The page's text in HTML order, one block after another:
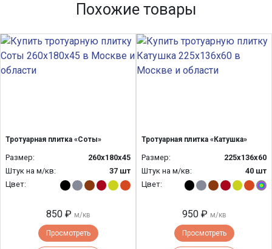
Похожие товары
Тротуарная плитка «Соты»
Размер:
260х180х45
Штук на м/кв:
37 шт
Цвет:
850 ₽ м/кв
Просмотреть
Тротуарная плитка «Катушка»
Размер:
225х136х60
Штук на м/кв:
40 шт
Цвет:
950 ₽ м/кв
Просмотреть